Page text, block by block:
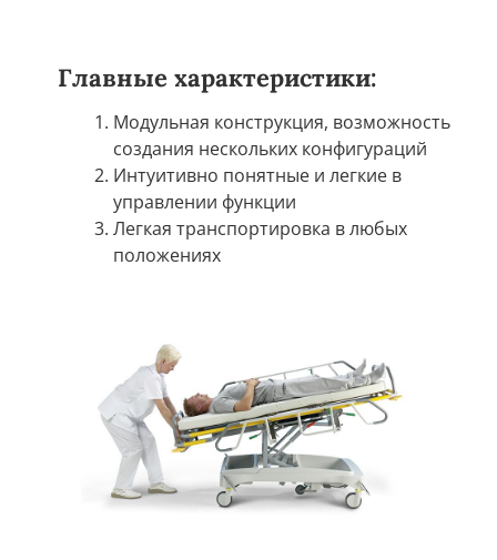
Главные характеристики:
Модульная конструкция, возможность
создания нескольких конфигураций
Интуитивно понятные и легкие в
управлении функции
Легкая транспортировка в любых
положениях